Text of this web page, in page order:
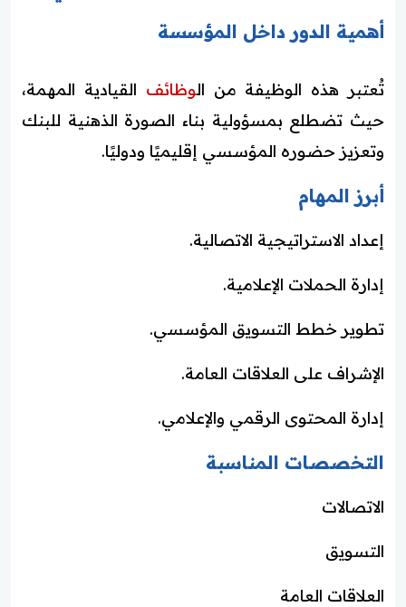
أهمية الدور داخل المؤسسة
تُعتبر هذه الوظيفة من الوظائف القيادية المهمة،
حيث تضطلع بمسؤولية بناء الصورة الذهنية للبنك
وتعزيز حضوره المؤسسي إقليميًا ودوليًا.
أبرز المهام
إعداد الاستراتيجية الاتصالية.
إدارة الحملات الإعلامية.
تطوير خطط التسويق المؤسسي.
الإشراف على العلاقات العامة.
إدارة المحتوى الرقمي والإعلامي.
التخصصات المناسبة
الاتصالات
التسويق
العلاقات العامة